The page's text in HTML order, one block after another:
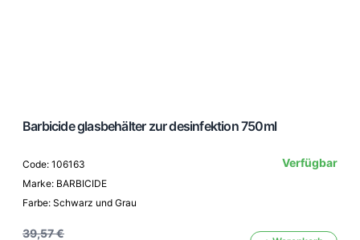
Barbicide glasbehälter zur desinfektion 750ml
Code: 106163
Marke: BARBICIDE
Farbe: Schwarz und Grau
Verfügbar
39,57 €